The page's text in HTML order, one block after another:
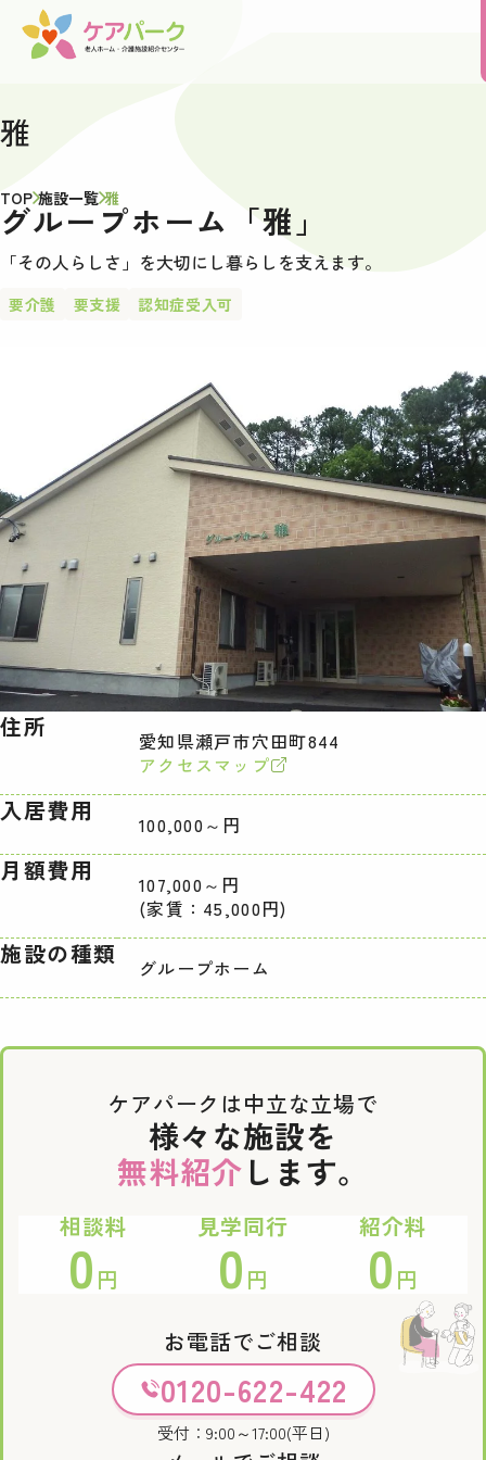
雅
TOP 施設一覧 雅
グループホーム「雅」
「その人らしさ」を大切にし暮らしを支えます。
要介護 要支援 認知症受入可
住所
愛知県瀬戸市穴田町844
アクセスマップ
入居費用 100,000～円
月額費用
107,000～円
(家賃：45,000円)
施設の種類 グループホーム
ケアパークは中立な立場で
様々な施設を
無料紹介 します。
相談料
0 円
見学同行
0 円
紹介料
0 円
お電話でご相談
0120-622-422
受付：9:00～17:00(平日)